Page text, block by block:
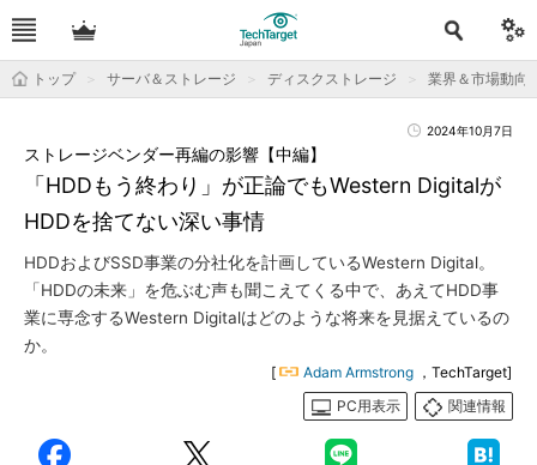
トップ サーバ＆ストレージ ディスクストレージ 業界＆市場動向
2024年10月7日
「HDDもう終わり」が正論でもWestern Digitalが
HDDを捨てない深い事情
ストレージベンダー再編の影響【中編】
HDDおよびSSD事業の分社化を計画しているWestern Digital。
「HDDの未来」を危ぶむ声も聞こえてくる中で、あえてHDD事
業に専念するWestern Digitalはどのような将来を見据えているの
か。
[ Adam Armstrong ，TechTarget]
PC用表示
関連情報